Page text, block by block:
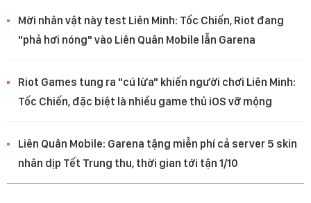
Mời nhân vật này test Liên Minh: Tốc Chiến, Riot đang
"phả hơi nóng" vào Liên Quân Mobile lẫn Garena
Riot Games tung ra "cú lừa" khiến người chơi Liên Minh:
Tốc Chiến, đặc biệt là nhiều game thủ iOS vỡ mộng
Liên Quân Mobile: Garena tặng miễn phí cả server 5 skin
nhân dịp Tết Trung thu, thời gian tới tận 1/10